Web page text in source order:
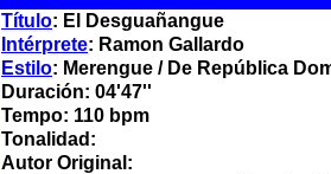
Título: El Desguañangue
Intérprete: Ramon Gallardo
Estilo: Merengue / De República
Duración: 04'47''
Tempo: 110 bpm
Tonalidad:
Autor Original: